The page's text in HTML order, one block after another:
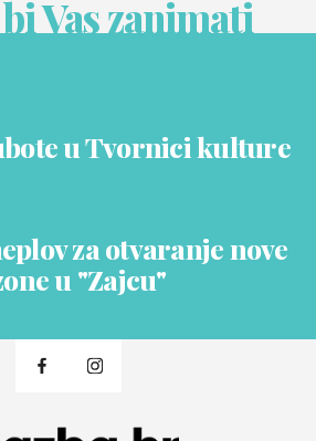
Vas zanimati
u Tvornici kulture
za otvaranje nove
u "Zajcu"